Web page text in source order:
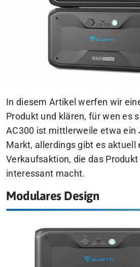
In diesem Artikel werfen wir
Produkt und klären, für wen es
AC300 ist mittlerweile etwa ein
Markt, allerdings gibt es aktuell
Verkaufsaktion, die das
interessant macht.
Modulares Design